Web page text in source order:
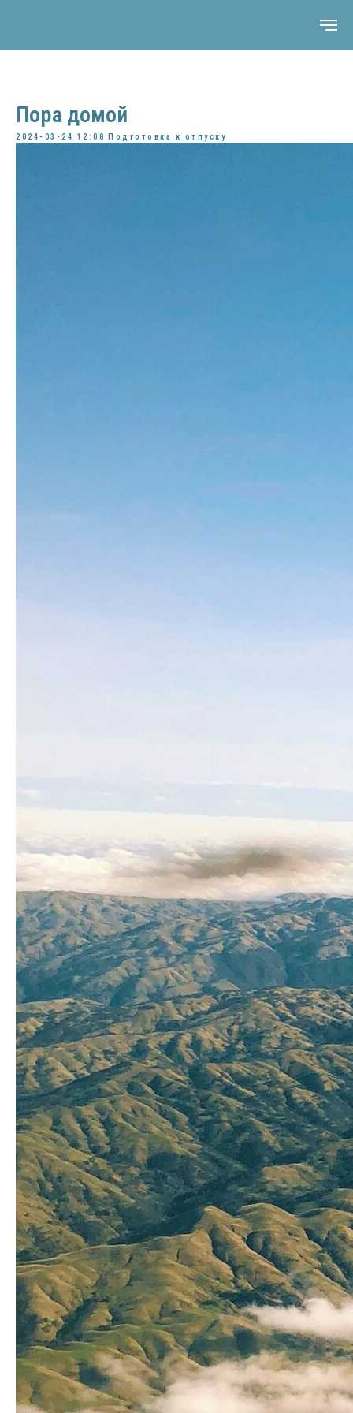
Пора домой
2024-03-24 12:08 Подготовка к отпуску